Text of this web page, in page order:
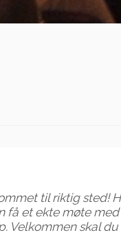
til riktig sted!
få et ekte møte med
Velkommen skal du